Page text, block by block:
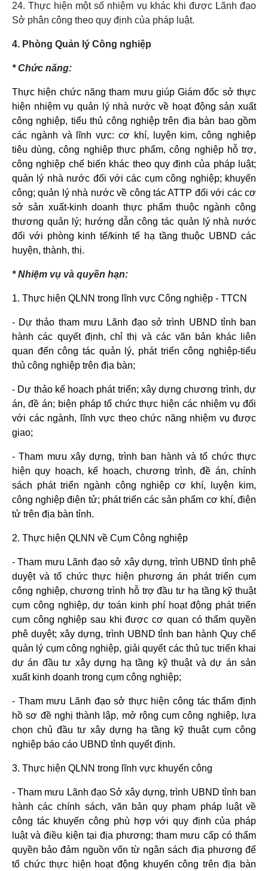
24. Thực hiện một số nhiệm vụ khác khi được Lãnh đạo
Sở phân công theo quy định của pháp luật.
4. Phòng Quản lý Công nghiệp
* Chức năng:
Thực hiện chức năng tham mưu giúp Giám đốc sở thực
hiện nhiệm vụ quản lý nhà nước về hoạt động sản xuất
công nghiệp, tiểu thủ công nghiệp trên địa bàn bao gồm
các ngành và lĩnh vực: cơ khí, luyện kim, công nghiệp
tiêu dùng, công nghiệp thực phẩm, công nghiệp hỗ trợ,
công nghiệp chế biến khác theo quy định của pháp luật;
quản lý nhà nước đối với các cụm công nghiệp; khuyến
công; quản lý nhà nước về công tác ATTP đối với các cơ
sở sản xuất-kinh doanh thực phẩm thuộc ngành công
thương quản lý; hướng dẫn công tác quản lý nhà nước
đối với phòng kinh tế/kinh tế hạ tầng thuộc UBND các
huyện, thành, thị.
* Nhiệm vụ và quyền hạn:
1. Thực hiện QLNN trong lĩnh vực Công nghiệp - TTCN
- Dự thảo tham mưu Lãnh đạo sở trình UBND tỉnh ban
hành các quyết định, chỉ thị và các văn bản khác liên
quan đến công tác quản lý, phát triển công nghiệp-tiểu
thủ công nghiệp trên địa bàn;
- Dự thảo kế hoạch phát triển; xây dựng chương trình, dự
án, đề án; biện pháp tổ chức thực hiện các nhiệm vụ đối
với các ngành, lĩnh vực theo chức năng nhiệm vụ được
giao;
- Tham mưu xây dựng, trình ban hành và tổ chức thực
hiện quy hoạch, kế hoạch, chương trình, đề án, chính
sách phát triển ngành công nghiệp cơ khí, luyện kim,
công nghiệp điện tử; phát triển các sản phẩm cơ khí, điện
tử trên địa bàn tỉnh.
2. Thực hiện QLNN về Cụm Công nghiệp
- Tham mưu Lãnh đạo sở xây dựng, trình UBND tỉnh phê
duyệt và tổ chức thực hiện phương án phát triển cụm
công nghiệp, chương trình hỗ trợ đầu tư hạ tầng kỹ thuật
cụm công nghiệp, dự toán kinh phí hoạt động phát triển
cụm công nghiệp sau khi được cơ quan có thẩm quyền
phê duyệt; xây dựng, trình UBND tỉnh ban hành Quy chế
quản lý cụm công nghiệp, giải quyết các thủ tục triển khai
dự án đầu tư xây dựng hạ tầng kỹ thuật và dự án sản
xuất kinh doanh trong cụm công nghiệp;
- Tham mưu Lãnh đạo sở thực hiện công tác thẩm định
hồ sơ đề nghị thành lập, mở rộng cụm công nghiệp, lựa
chọn chủ đầu tư xây dựng hạ tầng kỹ thuật cụm công
nghiệp báo cáo UBND tỉnh quyết định.
3. Thực hiện QLNN trong lĩnh vực khuyến công
- Tham mưu Lãnh đạo Sở xây dựng, trình UBND tỉnh ban
hành các chính sách, văn bản quy phạm pháp luật về
công tác khuyến công phù hợp với quy định của pháp
luật và điều kiện tại địa phương; tham mưu cấp có thẩm
quyền bảo đảm nguồn vốn từ ngân sách địa phương để
tổ chức thực hiện hoạt động khuyến công trên địa bàn